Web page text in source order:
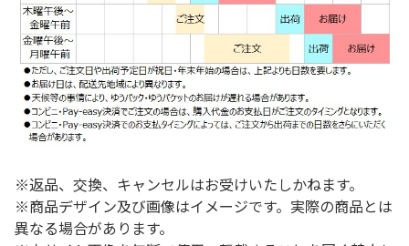
※返品、交換、キャンセルはお受けいたしかねます。
※商品デザイン及び画像はイメージです。実際の商品とは
異なる場合があります。